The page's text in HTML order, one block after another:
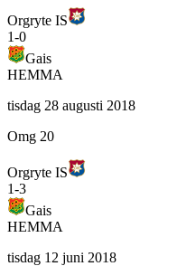
Orgryte IS
1-0
Gais
HEMMA
tisdag 28 augusti 2018
Omg 20
Orgryte IS
1-3
Gais
HEMMA
tisdag 12 juni 2018